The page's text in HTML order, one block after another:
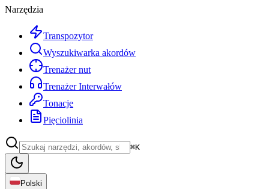
Narzędzia
Transpozytor
Wyszukiwarka akordów
Trenażer nut
Trenażer Interwałów
Tonacje
Pięciolinia
⌘K
Polski